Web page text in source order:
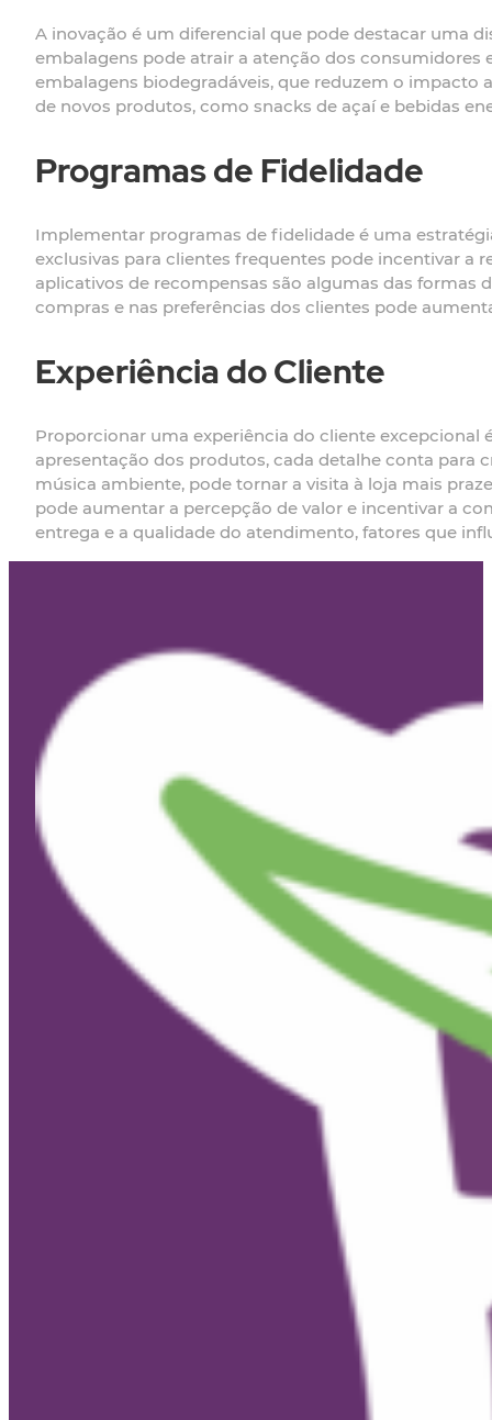
A inovação é um diferencial que pode destacar uma
embalagens pode atrair a atenção dos consumidores
embalagens biodegradáveis, que reduzem o impacto
de novos produtos, como snacks de açaí e bebidas
Programas de Fidelidade
Implementar programas de fidelidade é uma
exclusivas para clientes frequentes pode incentivar a
aplicativos de recompensas são algumas das formas
compras e nas preferências dos clientes pode
Experiência do Cliente
Proporcionar uma experiência do cliente excepcional
apresentação dos produtos, cada detalhe conta para
música ambiente, pode tornar a visita à loja mais
pode aumentar a percepção de valor e incentivar a
entrega e a qualidade do atendimento, fatores que